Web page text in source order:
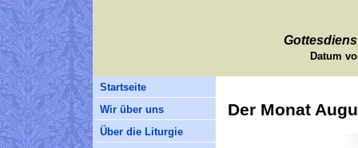
Datum
Startseite
Wir über uns
Über die Liturgie
Der Monat